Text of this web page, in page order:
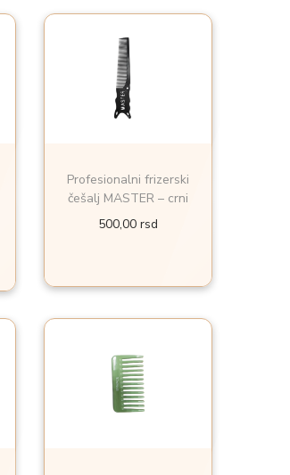
Profesionalni frizerski
češalj MASTER – crni
500,00 rsd